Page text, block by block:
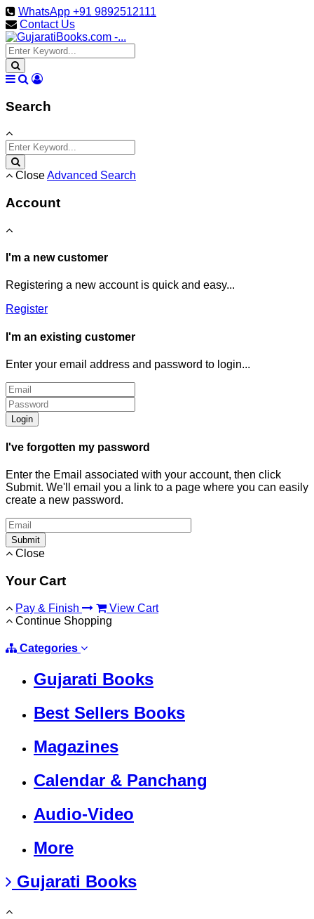
WhatsApp +91 9892512111
Contact Us
Search
CloseAdvanced Search
Account
I'm a new customer
Registering a new account is quick and easy...
Register
I'm an existing customer
Enter your email address and password to login...
Login
I've forgotten my password
Enter the Email associated with your account, then click
Submit. We'll email you a link to a page where you can easily
create a new password.
Submit
Close
Your Cart
Pay & Finish
View Cart
Continue Shopping
Categories
Gujarati Books
Best Sellers Books
Magazines
Calendar & Panchang
Audio-Video
More
Gujarati Books